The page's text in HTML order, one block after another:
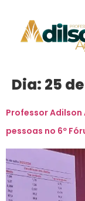
Dia: 25
Professor
pessoas no 6º